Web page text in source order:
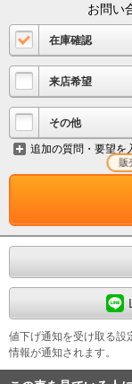
お問い
在庫確認
来店希望
その他
追加の質問・要望を
販
値下げ通知を受け取る設
情報が通知されます。